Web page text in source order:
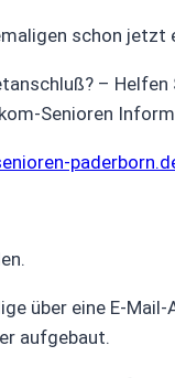
schon
–
Senioren
über eine E-
aufgebaut.